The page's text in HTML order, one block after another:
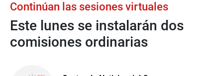
Continúan las sesiones virtuales
Este lunes se instalarán dos
comisiones ordinarias